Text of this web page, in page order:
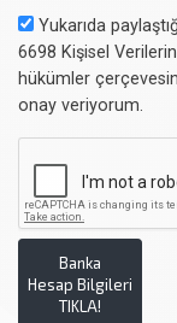
Yukarıda
6698 Kişisel
hükümler
onay veriyorum.
Banka
Hesap Bilgileri
TIKLA!